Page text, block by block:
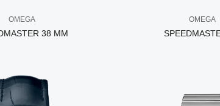
OMEGA
38 MM
OMEGA